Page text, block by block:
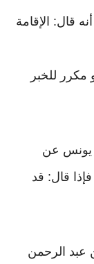
قال: الإقامة
للخبر
يونس عن
قال: قد
عبد الرحمن